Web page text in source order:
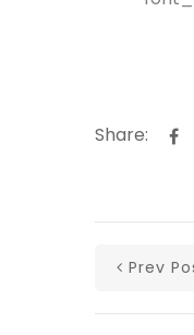
Share:
Prev